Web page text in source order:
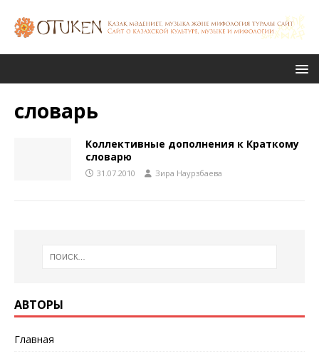
словарь
Коллективные дополнения к Краткому
словарю
31.07.2010 Зира Наурзбаева
АВТОРЫ
Главная